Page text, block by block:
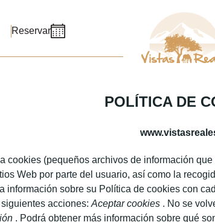
Reservar
POLÍTICA DE
cookies (pequeños archivos de información
Web por parte del usuario, así como la
información sobre su Política de cookies con
acciones:Aceptar cookies . No se
. Podrá obtener más información sobre qué